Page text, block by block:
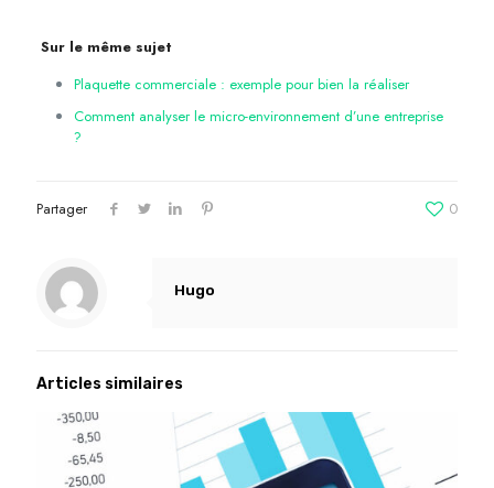
Sur le même sujet
Plaquette commerciale : exemple pour bien la réaliser
Comment analyser le micro-environnement d’une entreprise
?
Partager 0
Hugo
Articles similaires